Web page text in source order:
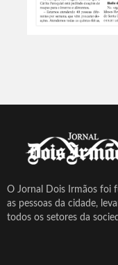
O Jornal Dois Irmãos foi
as pessoas da cidade,
todos os setores da